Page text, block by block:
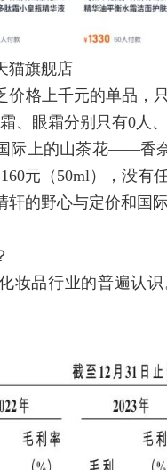
旗舰店
上千元的单品，只
、眼霜分别只有0人、
上的山茶花——香奈
元（50ml），没有
的野心与定价和国际
品行业的普遍认识